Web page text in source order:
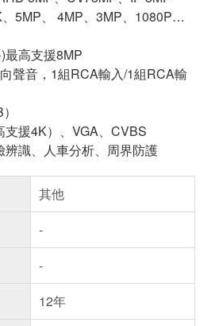
5MP、 4MP、3MP、1080P…
最高支援8MP
聲音，1組RCA輸入/1組RCA輸
援4K）、VGA、CVBS
識、人車分析、周界防護
其他
-
-
12年